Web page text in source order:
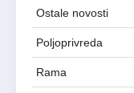
Ostale novosti
Poljoprivreda
Rama